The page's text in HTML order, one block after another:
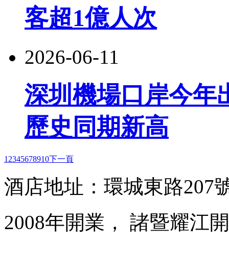
客超1億人次
2026-06-11
深圳機場口岸今年
歷史同期新高
1 2345678910下一頁
酒店地址：環城東路207
2008年開業， 諸暨耀